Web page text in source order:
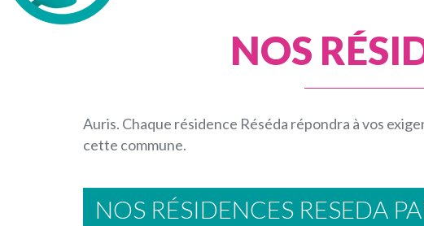
NOS
Auris. Chaque résidence Réséda répondra à vos
cette commune.
NOS RÉSIDENCES RESEDA